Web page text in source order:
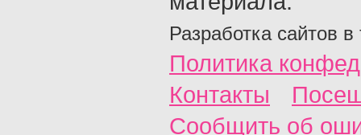
Разработка сайтов в
Политика
Контакты
Сообщить об